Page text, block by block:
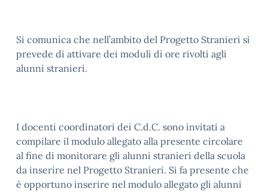
Si comunica che nell’ambito del Progetto Stranieri si
prevede di attivare dei moduli di ore rivolti agli
alunni stranieri.
I docenti coordinatori dei C.d.C. sono invitati a
compilare il modulo allegato alla presente circolare
al fine di monitorare gli alunni stranieri della scuola
da inserire nel Progetto Stranieri. Si fa presente che
è opportuno inserire nel modulo allegato gli alunni